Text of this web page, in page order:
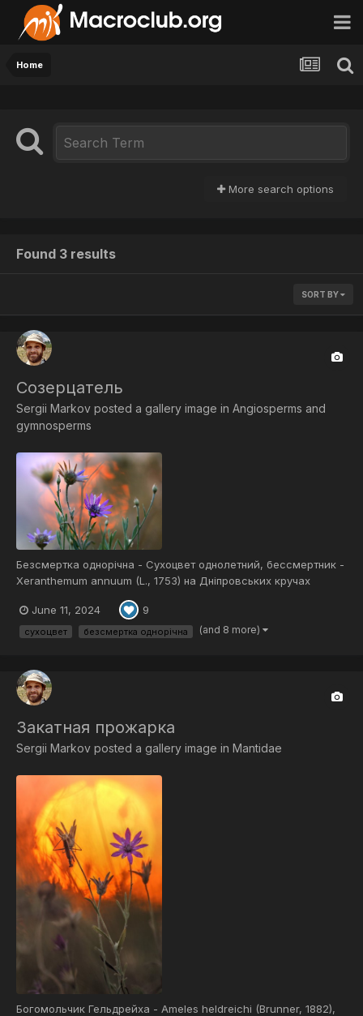
Home
More search options
Found 3 results
SORT BY
Созерцатель
Sergii Markov posted a gallery image in Angiosperms and
gymnosperms
Безсмертка однорічна - Сухоцвет однолетний, бессмертник -
Xeranthemum annuum (L., 1753) на Дніпровських кручах
June 11, 2024 9
сухоцвет безсмертка однорічна (and 8 more)
Закатная прожарка
Sergii Markov posted a gallery image in Mantidae
Богомольчик Гельдрейха - Ameles heldreichi (Brunner, 1882),